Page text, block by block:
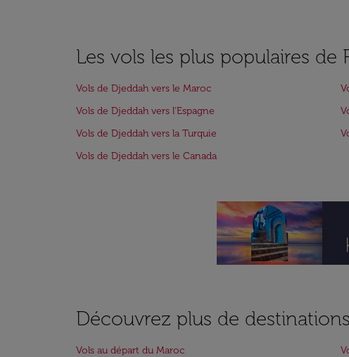
Les vols les plus populaires de
Vols de Djeddah vers le Maroc
Vols de Djeddah vers l'Espagne
Vols de Djeddah vers la Turquie
Vols de Djeddah vers le Canada
Découvrez plus de
Vols au départ du Maroc